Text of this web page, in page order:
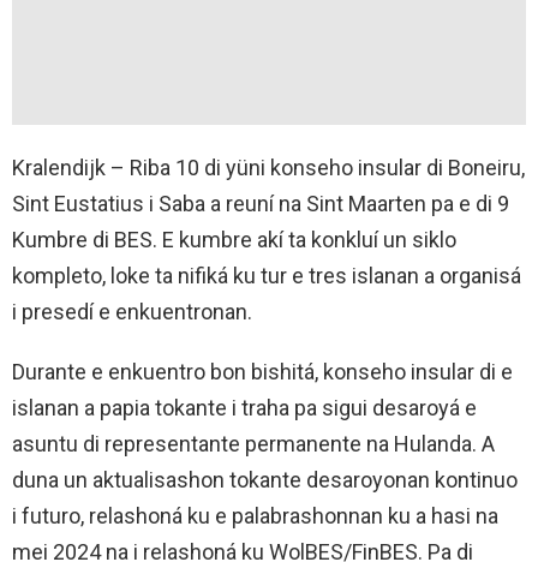
Kralendijk – Riba 10 di yüni konseho insular di Boneiru,
Sint Eustatius i Saba a reuní na Sint Maarten pa e di 9
Kumbre di BES. E kumbre akí ta konkluí un siklo
kompleto, loke ta nifiká ku tur e tres islanan a organisá
i presedí e enkuentronan.
Durante e enkuentro bon bishitá, konseho insular di e
islanan a papia tokante i traha pa sigui desaroyá e
asuntu di representante permanente na Hulanda. A
duna un aktualisashon tokante desaroyonan kontinuo
i futuro, relashoná ku e palabrashonnan ku a hasi na
mei 2024 na i relashoná ku WolBES/FinBES. Pa di